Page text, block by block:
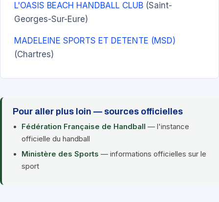
L'OASIS BEACH HANDBALL CLUB (Saint-
Georges-Sur-Eure)
MADELEINE SPORTS ET DETENTE (MSD)
(Chartres)
Pour aller plus loin — sources officielles
Fédération Française de Handball — l'instance
officielle du handball
Ministère des Sports — informations officielles sur le
sport